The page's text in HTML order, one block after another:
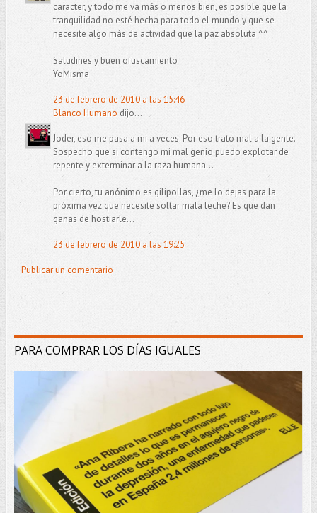
caracter, y todo me va más o menos bien, es posible que la
tranquilidad no esté hecha para todo el mundo y que se
necesite algo más de actividad que la paz absoluta ^^
Saludines y buen ofuscamiento
YoMisma
23 de febrero de 2010 a las 15:46
Blanco Humano dijo...
Joder, eso me pasa a mi a veces. Por eso trato mal a la gente.
Sospecho que si contengo mi mal genio puedo explotar de
repente y exterminar a la raza humana...
Por cierto, tu anónimo es gilipollas, ¿me lo dejas para la
próxima vez que necesite soltar mala leche? Es que dan
ganas de hostiarle...
23 de febrero de 2010 a las 19:25
Publicar un comentario
PARA COMPRAR LOS DÍAS IGUALES